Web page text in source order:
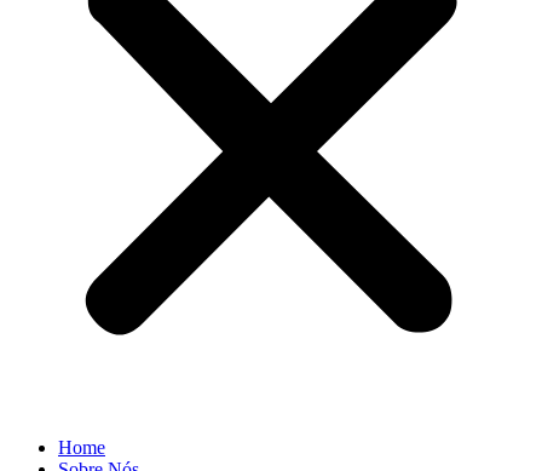
Home